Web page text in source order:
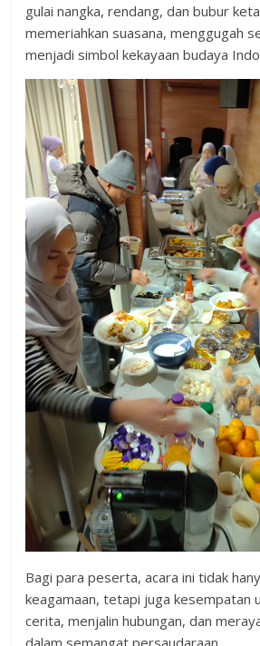
gulai nangka, rendang, dan bubur
memeriahkan suasana, menggugah
menjadi simbol kekayaan budaya
Bagi para peserta, acara ini tidak
keagamaan, tetapi juga kesempatan
cerita, menjalin hubungan, dan